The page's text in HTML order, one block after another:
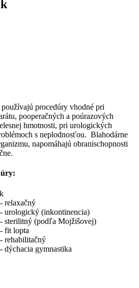
procedúry vhodné pri
pooperačných a poúrazových
hmotnosti, pri urologických
s neplodnosťou. Blahodárne
napomáhajú obranischopnosti
relaxačný
urologický (inkontinencia)
sterilitný (podľa Mojžišovej)
fit lopta
rehabilitačný
dýchacia gymnastika